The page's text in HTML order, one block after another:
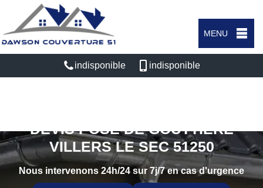
MENU
indisponible indisponible
DEVIS POSE DE GOUTTIÈRE
VILLERS LE SEC 51250
Nous intervenons 24h/24 sur 7j/7 en cas d'urgence